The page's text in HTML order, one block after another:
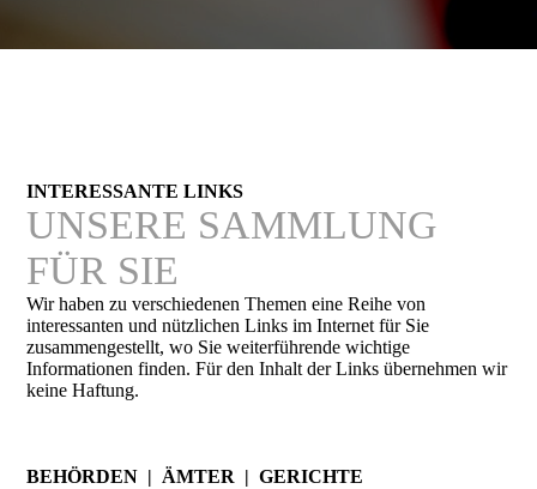
INTERESSANTE LINKS
UNSERE SAMMLUNG
FÜR SIE
Wir haben zu verschiedenen Themen eine Reihe von
interessanten und nützlichen Links im Internet für Sie
zusammengestellt, wo Sie weiterführende wichtige
Informationen finden. Für den Inhalt der Links übernehmen wir
keine Haftung.
BEHÖRDEN | ÄMTER | GERICHTE